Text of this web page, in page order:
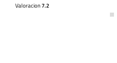
Valoracion7.2